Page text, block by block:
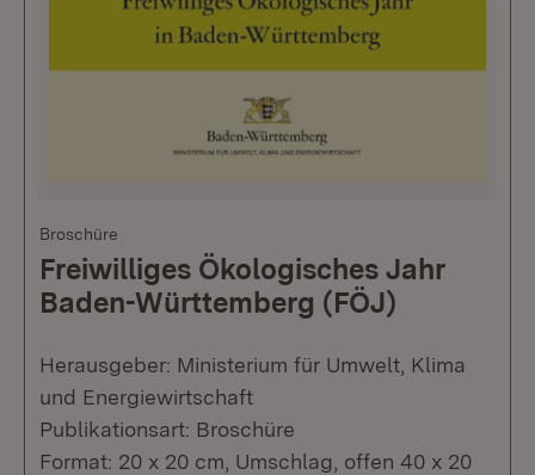
Broschüre
Freiwilliges Ökologisches Jahr
Baden-Württemberg (FÖJ)
Herausgeber: Ministerium für Umwelt, Klima
und Energiewirtschaft
Publikationsart: Broschüre
Format: 20 x 20 cm, Umschlag, offen 40 x 20